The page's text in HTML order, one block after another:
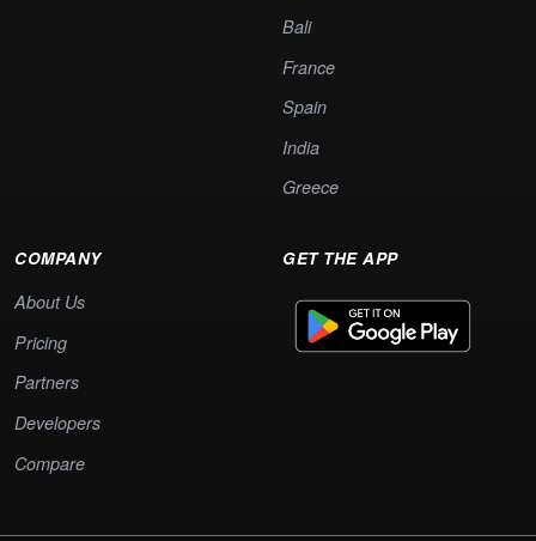
Bali
France
Spain
India
Greece
COMPANY
About Us
Pricing
Partners
Developers
Compare
GET THE APP